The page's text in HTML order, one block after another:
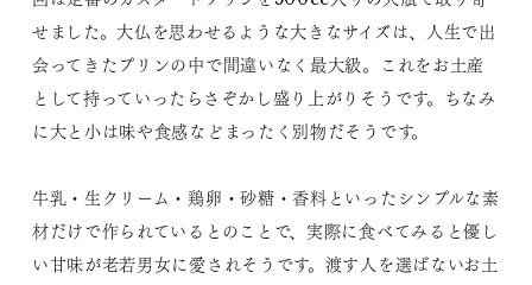
せました。大仏を思わせるような大きなサイズは、人生で出
会ってきたプリンの中で間違いなく最大級。これをお土産
として持っていったらさぞかし盛り上がりそうです。ちなみ
に大と小は味や食感などまったく別物だそうです。
牛乳・生クリーム・鶏卵・砂糖・香料といったシンプルな素
材だけで作られているとのことで、実際に食べてみると優し
い甘味が老若男女に愛されそうです。渡す人を選ばないお土